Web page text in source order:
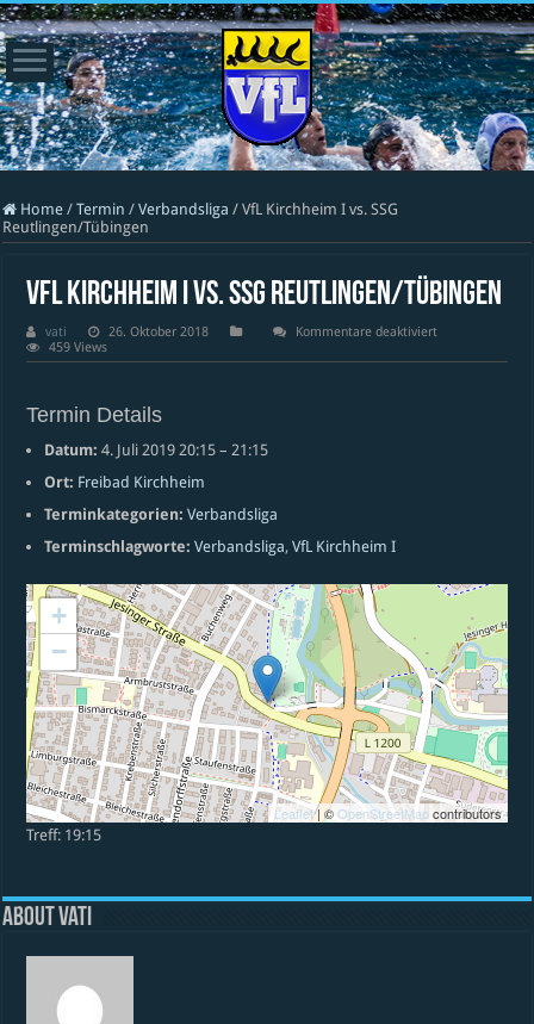
Home / Termin / Verbandsliga / VfL Kirchheim I vs. SSG
Reutlingen/Tübingen
VfL Kirchheim I vs. SSG Reutlingen/Tübingen
vati 26. Oktober 2018 Kommentare deaktiviertfür
Kirchheim
459 Views
Termin Details
Datum: 4. Juli 2019 20:15 –21:15
Ort: Freibad Kirchheim
Terminkategorien: Verbandsliga
Terminschlagworte: Verbandsliga,VfL Kirchheim I
+
−
Leaflet| ©OpenStreetMapcontributors
Treff: 19:15
About vati